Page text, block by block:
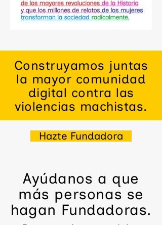
Construyamos juntas
la mayor comunidad
digital contra las
violencias machistas.
Hazte Fundadora
Ayúdanos a que
más personas se
hagan Fundadoras.